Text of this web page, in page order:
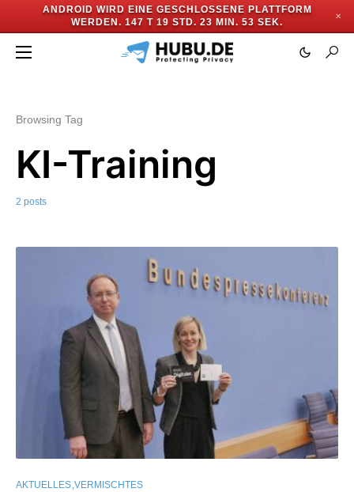
ANDROID WIRD EINE GESCHLOSSENE PLATTFORM
WERDEN. 147 T 19 STD. 23 MIN. 52 SEK.
✕
Browsing Tag
KI-Training
2 posts
AKTUELLES VERMISCHTES